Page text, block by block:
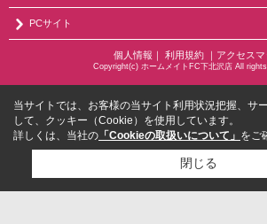
PCサイト
個人情報 ｜ 利用規約｜ アクセスマ
Copyright(c) ホームメイトFC下北沢店 All rights
当サイトでは、お客様の当サイト利用状況把握、サ
して、クッキー（Cookie）を使用しています。
詳しくは、当社の 「Cookieの取扱いについて」 をご
閉じる